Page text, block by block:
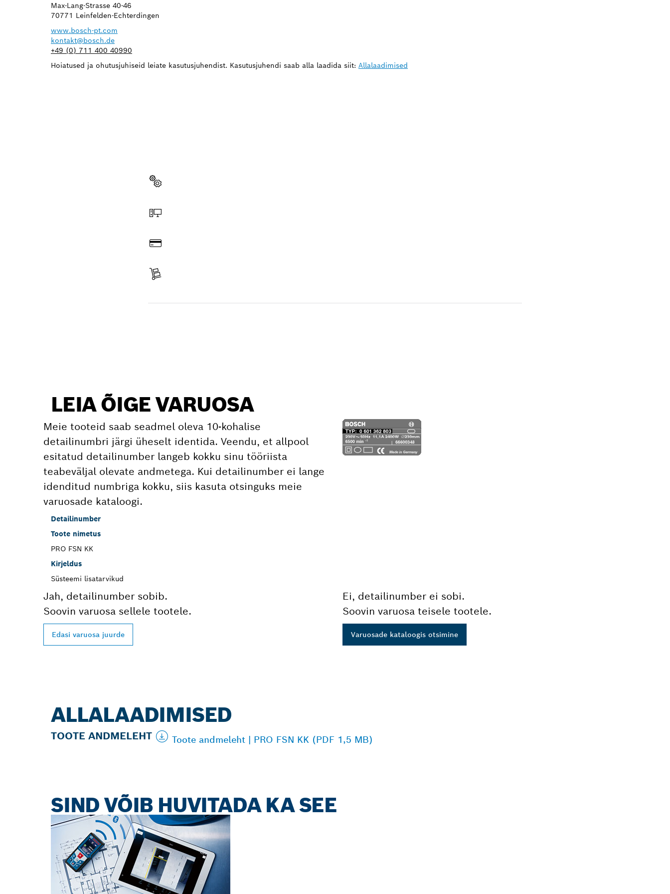
Max-Lang-Strasse 40-46
70771 Leinfelden-Echterdingen
www.bosch-pt.com
kontakt@bosch.de
+49 (0) 711 400 40990
Hoiatused ja ohutusjuhiseid leiate kasutusjuhendist. Kasutusjuhendi saab alla laadida siit: Allalaadimised
LEIA ÕIGE VARUOSA
Meie tooteid saab seadmel oleva 10-kohalise
detailinumbri järgi üheselt identida. Veendu, et allpool
esitatud detailinumber langeb kokku sinu tööriista
teabeväljal olevate andmetega. Kui detailinumber ei lange
idenditud numbriga kokku, siis kasuta otsinguks meie
varuosade kataloogi.
Detailinumber
Toote nimetus
PRO FSN KK
Kirjeldus
Süsteemi lisatarvikud
Jah, detailinumber sobib.
Soovin varuosa sellele tootele.
Edasi varuosa juurde
Ei, detailinumber ei sobi.
Soovin varuosa teisele tootele.
Varuosade kataloogis otsimine
ALLALAADIMISED
TOOTE ANDMELEHT Toote andmeleht | PRO FSN KK (PDF 1,5 MB)
SIND VÕIB HUVITADA KA SEE